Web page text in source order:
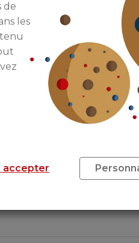
un diagnostic devient
soient les travaux
: La rénovation est la
aides pour rénover son
faire mieux, pas plus et
neuf : les français
de
les
accepter